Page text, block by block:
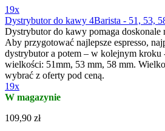
19x
Dystrybutor do kawy 4Barista - 51, 53,
Dystrybutor do kawy pomaga doskonale
Aby przygotować najlepsze espresso,
dystrybutor a potem – w kolejnym kroku
wielkości: 51mm, 53 mm, 58 mm.
wybrać z oferty pod ceną.
19x
W magazynie
109,90 zł